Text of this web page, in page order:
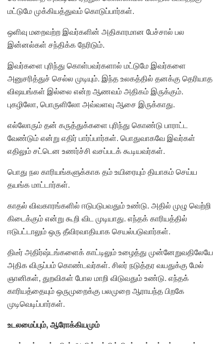
மட்டுமே முக்கியத்துவம் கொடுப்பார்கள்.
ஒளிவு மறைவற்ற இவர்களின் அதிகாரமான பேச்சால் பல
இன்னல்கள் சந்திக்க நேரிடும்.
இவர்களை புரிந்து கொள்பவர்களால் மட்டுமே இவர்களை
அனுசரித்துச் செல்ல முடியும். இந்த உலகத்தில் தனக்கு தெரியாத
விஷயங்கள் இல்லை என்ற ஆணவம் அதிகம் இருக்கும்.
புகழிலோ, பொருளிலோ அவ்வளவு ஆசை இருக்காது.
எல்லோரும் தன் கருத்துக்களை புரிந்து கொண்டு பாராட்ட
வேண்டும் என்று எதிர் பார்ப்பார்கள். பொதுவாகவே இவர்கள்
எதிலும் சட்டென உணர்ச்சி வசப்படக் கூடியவர்கள்.
பொது நல காரியங்களுக்காக தம் உயிரையும் தியாகம் செய்ய
தயங்க மாட்டார்கள்.
காதல் விவகாரங்களில் ஈடுபடுபவதும் உண்டு. அதில் முழு வெற்றி
கிடைக்கும் என்று கூறி விட முடியாது. எந்தக் காரியத்தில்
ஈடுபட்டாலும் ஒரு தீவிரவாதியாக செயல்படுவார்கள்.
திடீர் அதிர்ஷ்டங்களைக் காட்டிலும் உழைத்து முன்னேறுவதிலேயே
அதிக விருப்பம் கொண்டவர்கள். சிலர் நடுத்தர வயதுக்கு மேல்
ஞானிகள், துறவிகள் போல மாறி விடுவதும் உண்டு. எந்தக்
காரியத்தையும் ஒருமுறைக்கு பலமுறை ஆராயந்த பிறகே
முடிவெடிப்பார்கள்.
உடலமைப்பும், ஆரோக்கியமும்